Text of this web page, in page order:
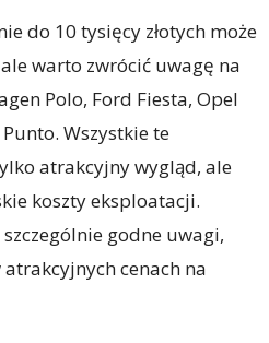
do 10 tysięcy złotych może
warto zwrócić uwagę na
Polo, Ford Fiesta, Opel
Wszystkie te
atrakcyjny wygląd, ale
koszty eksploatacji.
godne uwagi,
cenach na